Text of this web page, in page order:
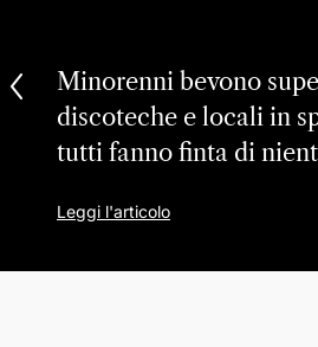
Minorenni bevono
discoteche e locali in
tutti fanno finta di
Leggi l'articolo